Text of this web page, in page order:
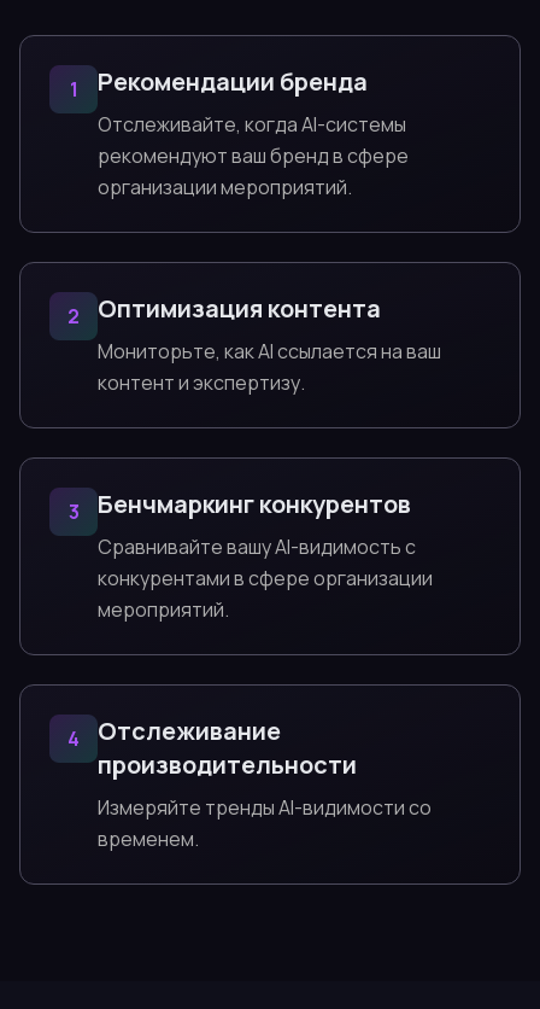
1 Рекомендации бренда
Отслеживайте, когда AI-системы
рекомендуют ваш бренд в сфере
организации мероприятий.
2 Оптимизация контента
Мониторьте, как AI ссылается на ваш
контент и экспертизу.
3 Бенчмаркинг конкурентов
Сравнивайте вашу AI-видимость с
конкурентами в сфере организации
мероприятий.
4
Отслеживание
производительности
Измеряйте тренды AI-видимости со
временем.